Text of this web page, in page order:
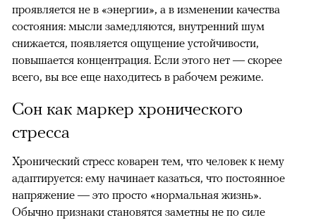
проявляется не в «энергии», а в изменении качества
состояния: мысли замедляются, внутренний шум
снижается, появляется ощущение устойчивости,
повышается концентрация. Если этого нет — скорее
всего, вы все еще находитесь в рабочем режиме.
Сон как маркер хронического
стресса
Хронический стресс коварен тем, что человек к нему
адаптируется: ему начинает казаться, что постоянное
напряжение — это просто «нормальная жизнь».
Обычно признаки становятся заметны не по силе